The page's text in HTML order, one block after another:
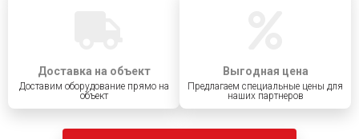
Доставка на объект
Доставим оборудование прямо на
объект
Выгодная цена
Предлагаем специальные цены для
наших партнеров